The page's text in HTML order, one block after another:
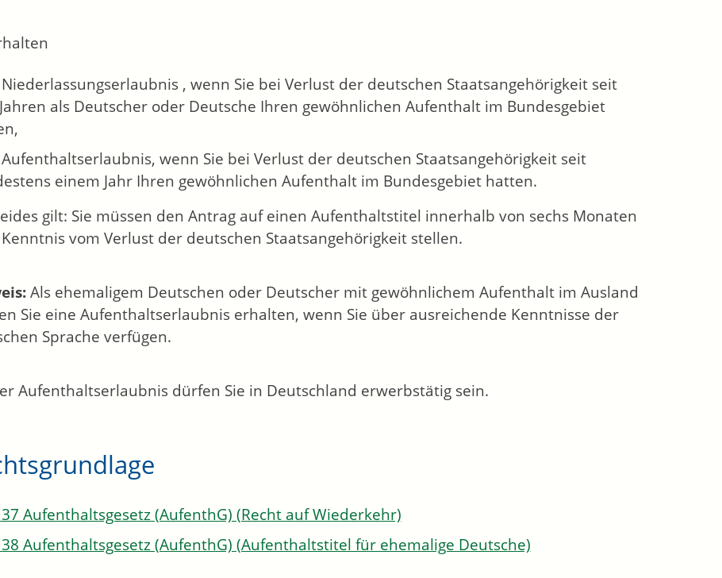
, wenn Sie bei Verlust der deutschen Staatsangehörigkeit seit
als Deutscher oder Deutsche Ihren gewöhnlichen Aufenthalt im Bundesgebiet
wenn Sie bei Verlust der deutschen Staatsangehörigkeit seit
einem Jahr Ihren gewöhnlichen Aufenthalt im Bundesgebiet hatten.
gilt: Sie müssen den Antrag auf einen Aufenthaltstitel innerhalb von sechs Monaten
vom Verlust der deutschen Staatsangehörigkeit stellen.
Als ehemaligem Deutschen oder Deutscher mit gewöhnlichem Aufenthalt im Ausland
Sie eine Aufenthaltserlaubnis erhalten, wenn Sie über ausreichende Kenntnisse der
Sprache verfügen.
Aufenthaltserlaubnis dürfen Sie in Deutschland erwerbstätig sein.
Aufenthaltsgesetz (AufenthG) (Recht auf Wiederkehr)
38 Aufenthaltsgesetz (AufenthG) (Aufenthaltstitel für ehemalige Deutsche)